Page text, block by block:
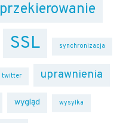
przekierowanie
SSL synchronizacja
twitter uprawnienia
wygląd wysyłka